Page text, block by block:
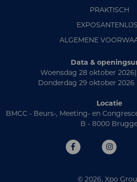
PRAKTISCH
ALGEMENE
Data &
Woensdag 28 oktober 2026|
Donderdag 29 oktober 2026
Locatie
BMCC - Beurs-, Meeting- en
B - 8000
© 2026, Xpo